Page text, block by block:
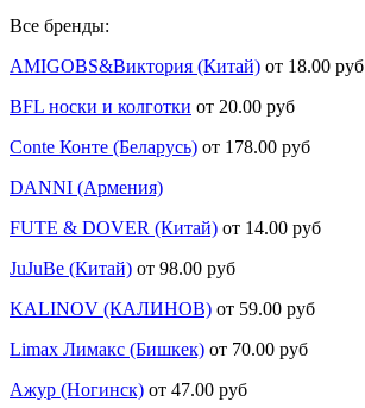
Все бренды:
AMIGOBS&Виктория (Китай) от 18.00 руб
BFL носки и колготки от 20.00 руб
Conte Конте (Беларусь) от 178.00 руб
DANNI (Армения)
FUTE & DOVER (Китай) от 14.00 руб
JuJuBe (Китай) от 98.00 руб
KALINOV (КАЛИНОВ) от 59.00 руб
Limax Лимакс (Бишкек) от 70.00 руб
Ажур (Ногинск) от 47.00 руб